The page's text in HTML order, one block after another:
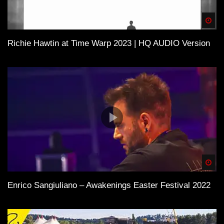
Richie Hawtin at Time Warp 2023 | HQ AUDIO Version
Enrico Sangiuliano – Awakenings Easter Festival 2022